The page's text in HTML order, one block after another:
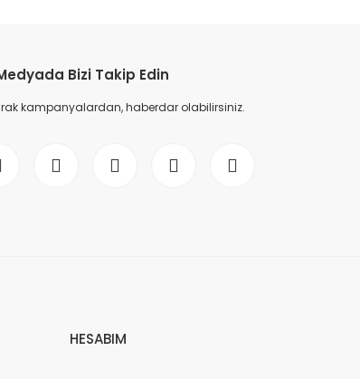
Bizi Takip Edin
kampanyalardan, haberdar olabilirsiniz.
HESABIM